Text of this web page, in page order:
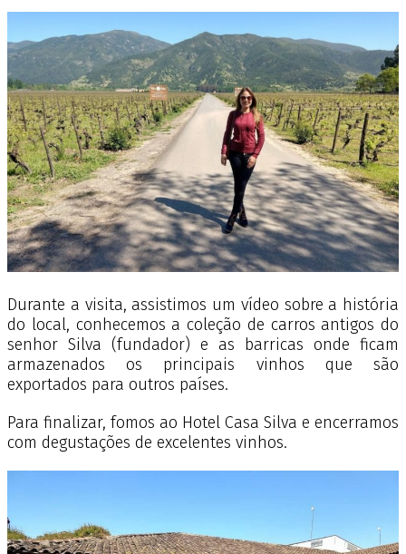
Durante a visita, assistimos um vídeo sobre a história
do local, conhecemos a coleção de carros antigos do
senhor Silva (fundador) e as barricas onde ficam
armazenados os principais vinhos que são
exportados para outros países.
Para finalizar, fomos ao Hotel Casa Silva e encerramos
com degustações de excelentes vinhos.